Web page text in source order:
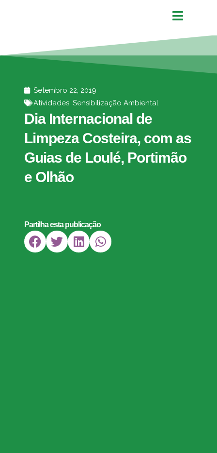
Setembro 22, 2019
Atividades, Sensibilização Ambiental
Dia Internacional de
Limpeza Costeira, com as
Guias de Loulé, Portimão
e Olhão
Partilha esta publicação